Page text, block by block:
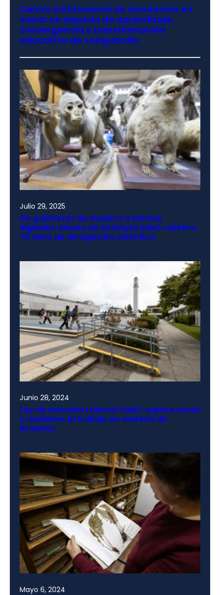
Centro institucional de simulación en
salud: un espacio de aprendizaje,
convergencia y transformación
educativa de vanguardia
Julio 29, 2025
De gabinetes de madera a vitrinas
digitales: Museo de Zoología UdeC celebra
70 años de divulgación científica
Junio 28, 2024
Ley de Inclusión Laboral: UdeC supera cuota
y mantiene el trabajo en materia de
inclusión
Mayo 6, 2024